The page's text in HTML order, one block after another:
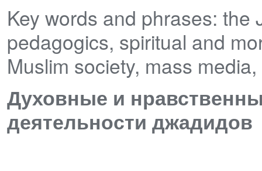
Key words and phrases:
pedagogics, spiritual and
Muslim society, mass
Духовные и
деятельности джадидов